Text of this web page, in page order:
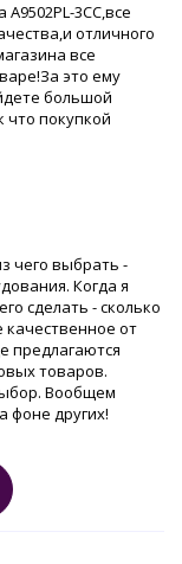
3CC,все
отличного
все
это ему
большой
что покупкой
чего выбрать -
Когда я
сделать - сколько
качественное от
предлагаются
товаров.
Вообщем
фоне других!